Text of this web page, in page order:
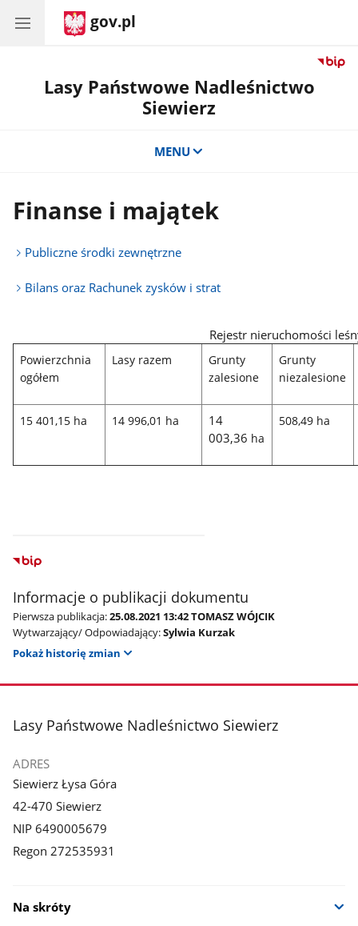
gov.pl
Lasy Państwowe Nadleśnictwo
Siewierz
MENU
Finanse i majątek
Publiczne środki zewnętrzne
Bilans oraz Rachunek zysków i strat
Rejestr nieruchomości
Powierzchnia
ogółem
Lasy razem
Grunty
zalesione
Grunty
niezalesione
15 401,15 ha 14 996,01 ha
14
003,36 ha
508,49 ha
Informacje o publikacji dokumentu
Pierwsza publikacja:25.08.2021 13:42 TOMASZ WÓJCIK
Wytwarzający/ Odpowiadający:Sylwia Kurzak
Pokaż historię zmian
stopka
Lasy Państwowe Nadleśnictwo Siewierz
ADRES
Siewierz Łysa Góra
42-470 Siewierz
NIP 6490005679
Regon 272535931
Na skróty